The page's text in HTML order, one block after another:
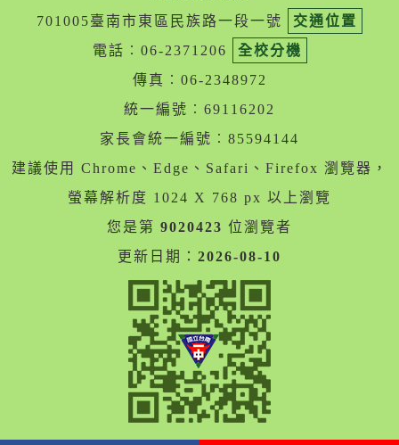
701005臺南市東區民族路一段一號
交通位置
電話︰06-2371206
全校分機
傳真︰06-2348972
統一編號︰69116202
家長會統一編號︰85594144
建議使用 Chrome、Edge、Safari、Firefox 瀏覽器，
螢幕解析度 1024 X 768 px 以上瀏覽
您是第 9020423 位瀏覽者
更新日期： 2026-08-10